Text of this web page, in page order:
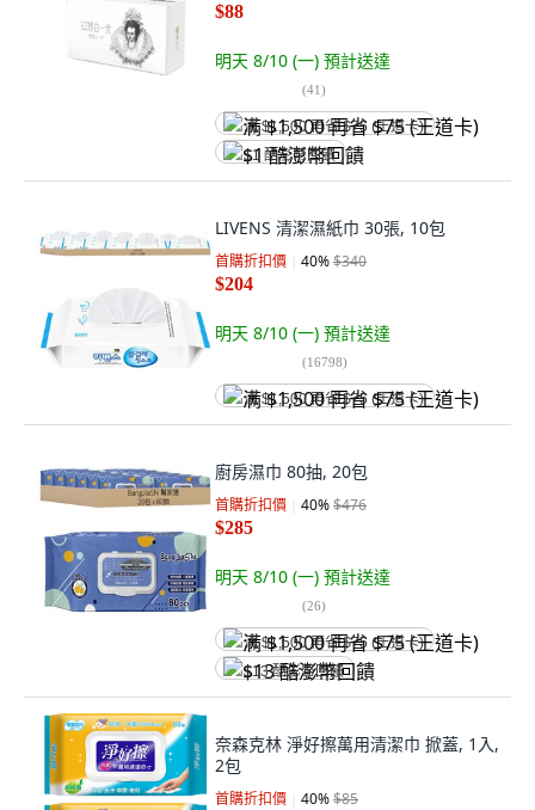
$88
明天 8/10 (一) 預計送達
(41)
满 $1,500 再省 $75 (王道卡)
$1 酷澎幣回饋
LIVENS 清潔濕紙巾 30張, 10包
首購折扣價 40%$340
$204
明天 8/10 (一) 預計送達
(16798)
满 $1,500 再省 $75 (王道卡)
廚房濕巾 80抽, 20包
首購折扣價 40%$476
$285
明天 8/10 (一) 預計送達
(26)
满 $1,500 再省 $75 (王道卡)
$13 酷澎幣回饋
奈森克林 淨好擦萬用清潔巾 掀蓋, 1入,
2包
首購折扣價 40%$85